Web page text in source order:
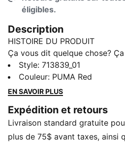
éligibles.
Description
HISTOIRE DU PRODUIT
Ça vous dit quelque chose?
ces vêtements sur la grille de
maintenant les porter. Avec
chandails à capuchon et autres
SCUDERIA FERRARI HP
Tifosi qui osent foncer à toute
tracer leur propre chemin.
Style: 713839_01
Couleur: PUMA Red
EN SAVOIR PLUS
Expédition et retours
Livraison standard gratuite
plus de 75$ avant taxes, ainsi